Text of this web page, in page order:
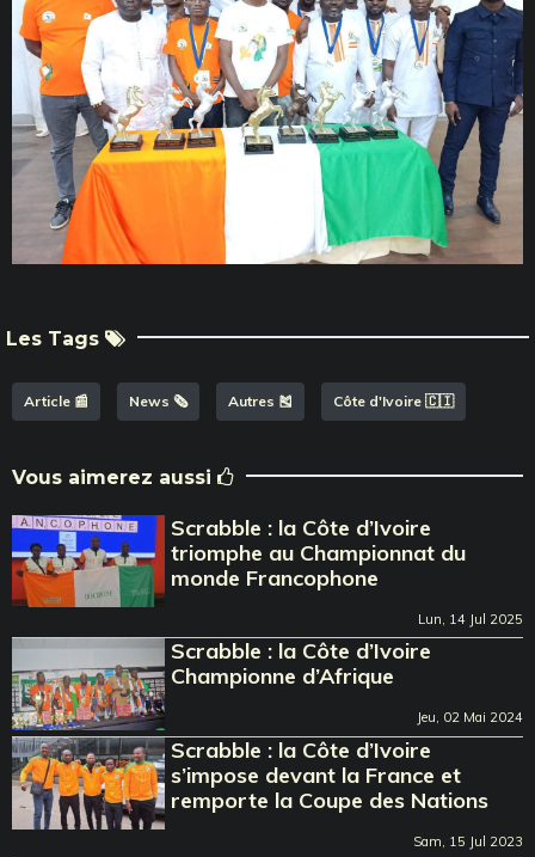
Les Tags
Article 📰 News 🗞️ Autres 🎽 Côte d'Ivoire 🇨🇮
Vous aimerez aussi
Scrabble : la Côte d’Ivoire
triomphe au Championnat du
monde Francophone
Lun, 14 Jul 2025
Scrabble : la Côte d’Ivoire
Championne d’Afrique
Jeu, 02 Mai 2024
Scrabble : la Côte d’Ivoire
s’impose devant la France et
remporte la Coupe des Nations
Sam, 15 Jul 2023